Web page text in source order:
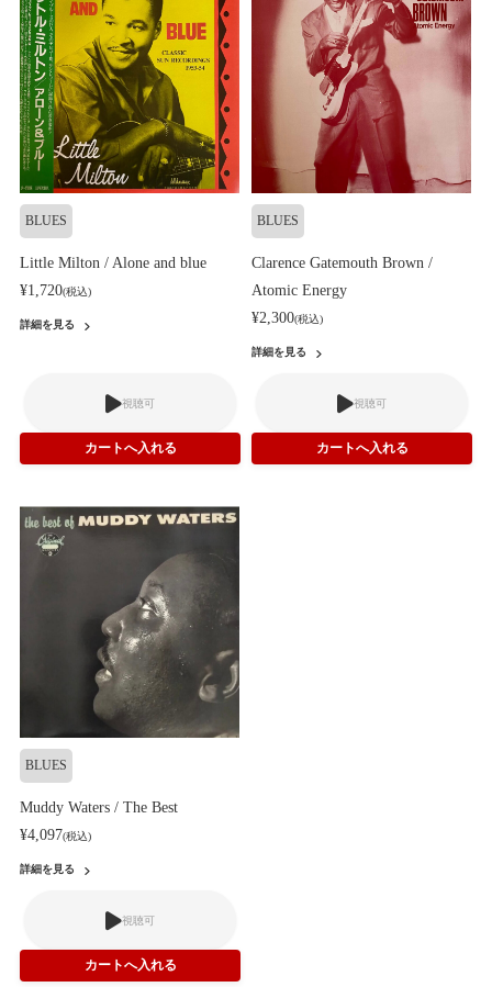
BLUES
Little Milton / Alone and blue
¥1,720(税込)
詳細を見る
視聴可
BLUES
Clarence Gatemouth Brown /
Atomic Energy
¥2,300(税込)
詳細を見る
視聴可
BLUES
Muddy Waters / The Best
¥4,097(税込)
詳細を見る
視聴可